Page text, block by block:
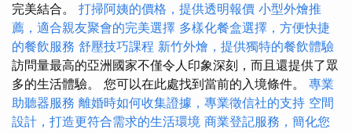
完美結合。 打掃阿姨的價格，提供透明報價 小型外燴推
薦，適合親友聚會的完美選擇 多樣化餐盒選擇，方便快捷
的餐飲服務 舒壓技巧課程 新竹外燴，提供獨特的餐飲體驗
訪問量最高的亞洲國家不僅令人印象深刻，而且還提供了眾
多的生活體驗。 您可以在此處找到當前的入境條件。 專業
助聽器服務 離婚時如何收集證據，專業徵信社的支持 空間
設計，打造更符合需求的生活環境 商業登記服務，簡化您